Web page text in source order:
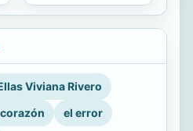
Viviana Rivero
el error